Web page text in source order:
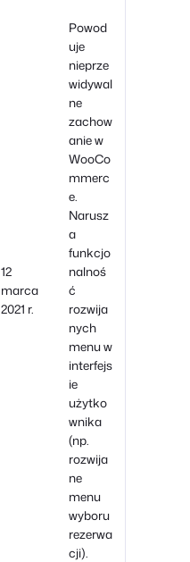
12
marca
2021 r.
Powod
uje
nieprze
widywal
ne
zachow
anie w
WooCo
mmerc
e.
Narusz
a
funkcjo
nalnoś
ć
rozwija
nych
menu w
interfejs
ie
użytko
wnika
(np.
rozwija
ne
menu
wyboru
rezerwa
cji).